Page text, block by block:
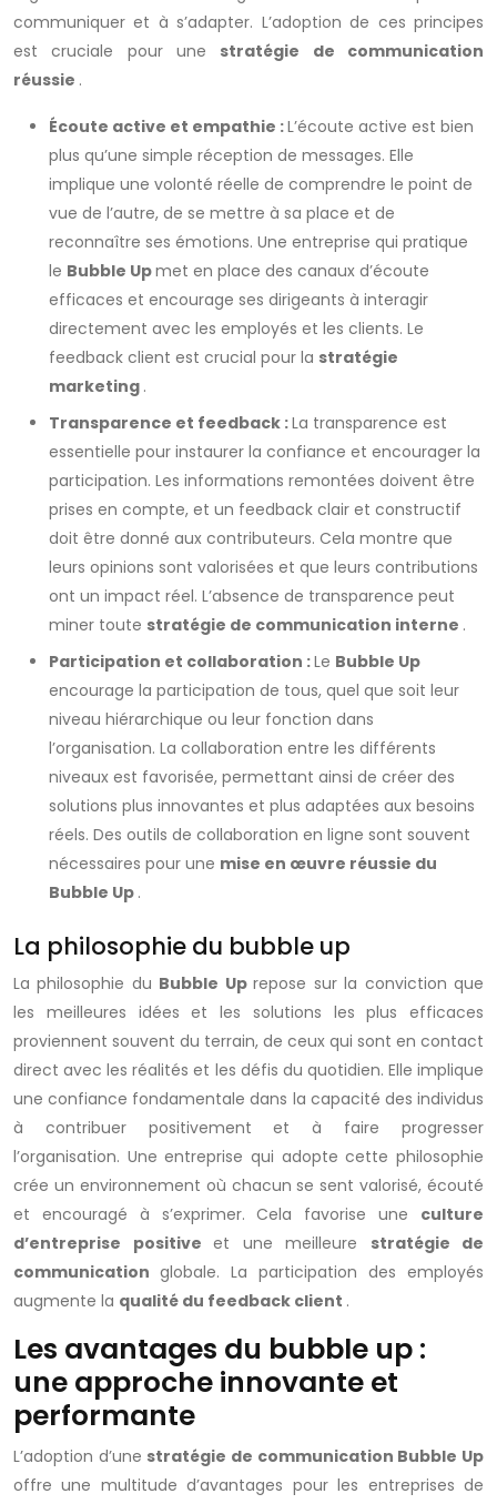
communiquer et à s’adapter. L’adoption de ces principes
est cruciale pour une stratégie de communication
réussie .
Écoute active et empathie :L’écoute active est bien
plus qu’une simple réception de messages. Elle
implique une volonté réelle de comprendre le point de
vue de l’autre, de se mettre à sa place et de
reconnaître ses émotions. Une entreprise qui pratique
le Bubble Upmet en place des canaux d’écoute
efficaces et encourage ses dirigeants à interagir
directement avec les employés et les clients. Le
feedback client est crucial pour la stratégie
marketing .
Transparence et feedback :La transparence est
essentielle pour instaurer la confiance et encourager la
participation. Les informations remontées doivent être
prises en compte, et un feedback clair et constructif
doit être donné aux contributeurs. Cela montre que
leurs opinions sont valorisées et que leurs contributions
ont un impact réel. L’absence de transparence peut
miner toute stratégie de communication interne .
Participation et collaboration :Le Bubble Up
encourage la participation de tous, quel que soit leur
niveau hiérarchique ou leur fonction dans
l’organisation. La collaboration entre les différents
niveaux est favorisée, permettant ainsi de créer des
solutions plus innovantes et plus adaptées aux besoins
réels. Des outils de collaboration en ligne sont souvent
nécessaires pour une mise en œuvre réussie du
Bubble Up .
La philosophie du bubble up
La philosophie du Bubble Uprepose sur la conviction que
les meilleures idées et les solutions les plus efficaces
proviennent souvent du terrain, de ceux qui sont en contact
direct avec les réalités et les défis du quotidien. Elle implique
une confiance fondamentale dans la capacité des individus
à contribuer positivement et à faire progresser
l’organisation. Une entreprise qui adopte cette philosophie
crée un environnement où chacun se sent valorisé, écouté
et encouragé à s’exprimer. Cela favorise une culture
d’entreprise positive et une meilleure stratégie de
communication globale. La participation des employés
augmente la qualité du feedback client .
Les avantages du bubble up :
une approche innovante et
performante
L’adoption d’une stratégie de communication Bubble Up
offre une multitude d’avantages pour les entreprises de